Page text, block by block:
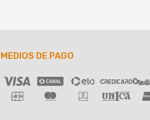
MEDIOS DE PAGO